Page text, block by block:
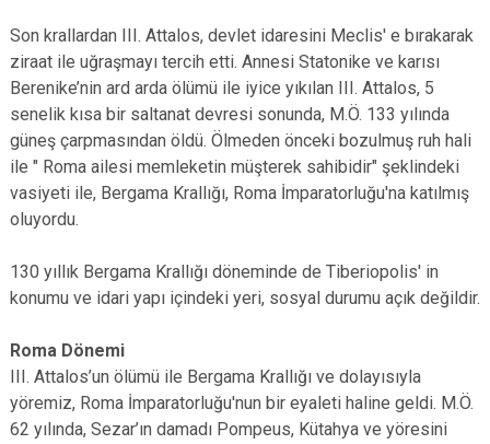
Son krallardan III. Attalos, devlet idaresini Meclis' e bırakarak
ziraat ile uğraşmayı tercih etti. Annesi Statonike ve karısı
Berenike’nin ard arda ölümü ile iyice yıkılan III. Attalos, 5
senelik kısa bir saltanat devresi sonunda, M.Ö. 133 yılında
güneş çarpmasından öldü. Ölmeden önceki bozulmuş ruh hali
ile " Roma ailesi memleketin müşterek sahibidir" şeklindeki
vasiyeti ile, Bergama Krallığı, Roma İmparatorluğu'na katılmış
oluyordu.
130 yıllık Bergama Krallığı döneminde de Tiberiopolis' in
konumu ve idari yapı içindeki yeri, sosyal durumu açık değildir.
Roma Dönemi
III. Attalos’un ölümü ile Bergama Krallığı ve dolayısıyla
yöremiz, Roma İmparatorluğu'nun bir eyaleti haline geldi. M.Ö.
62 yılında, Sezar’ın damadı Pompeus, Kütahya ve yöresini